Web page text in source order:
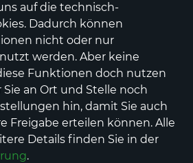
auf die technisch-
Dadurch können
nicht oder nur
werden. Aber keine
Funktionen doch nutzen
an Ort und Stelle noch
hin, damit Sie auch
Freigabe erteilen können. Alle
Details finden Sie in der
.
Schulranzen-Set
5-teilig Modell
VersandGRATIS